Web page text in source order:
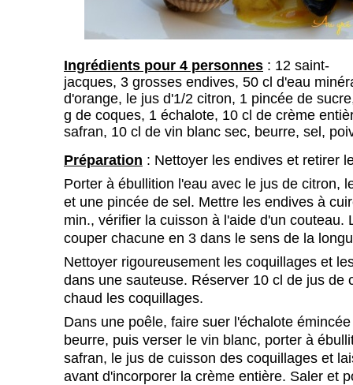
Ingrédients pour 4 personnes : 12 saint-
jacques, 3 grosses endives, 50 cl d'eau
d'orange, le jus d'1/2 citron, 1 pincée de
g de coques, 1 échalote, 10 cl de crème
safran, 10 cl de vin blanc sec, beurre, sel,
Préparation : Nettoyer les endives et retirer
Porter à ébullition l'eau avec le jus de citron,
et une pincée de sel. Mettre les endives à
min., vérifier la cuisson à l'aide d'un couteau.
couper chacune en 3 dans le sens de la
Nettoyer rigoureusement les coquillages et
dans une sauteuse. Réserver 10 cl de jus de
chaud les coquillages.
Dans une poêle, faire suer l'échalote
beurre, puis verser le vin blanc, porter à
safran, le jus de cuisson des coquillages et
avant d'incorporer la crème entière. Saler et